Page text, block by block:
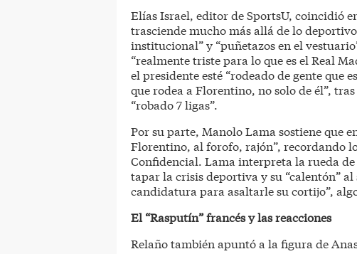
Elías Israel, editor de SportsU, coincidió
trasciende mucho más allá de lo
institucional” y “puñetazos en el
“realmente triste para lo que es el Real
el presidente esté “rodeado de gente que
que rodea a Florentino, no solo de él”,
“robado 7 ligas”.
Por su parte, Manolo Lama sostiene que
Florentino, al forofo, rajón”, recordando
Confidencial. Lama interpreta la rueda
tapar la crisis deportiva y su “calentón”
candidatura para asaltarle su cortijo”,
El “Rasputín” francés y las reacciones
Relaño también apuntó a la figura de